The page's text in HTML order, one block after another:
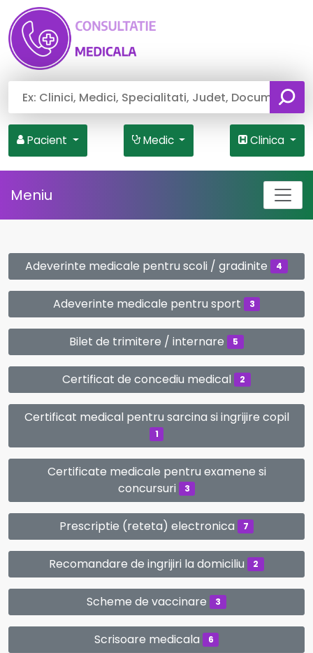
Pacient Medic Clinica
Meniu
Adeverinte medicale pentru scoli / gradinite 4
Adeverinte medicale pentru sport 3
Bilet de trimitere / internare 5
Certificat de concediu medical 2
Certificat medical pentru sarcina si ingrijire copil
1
Certificate medicale pentru examene si
concursuri
3
Prescriptie (reteta) electronica 7
Recomandare de ingrijiri la domiciliu 2
Scheme de vaccinare 3
Scrisoare medicala 6